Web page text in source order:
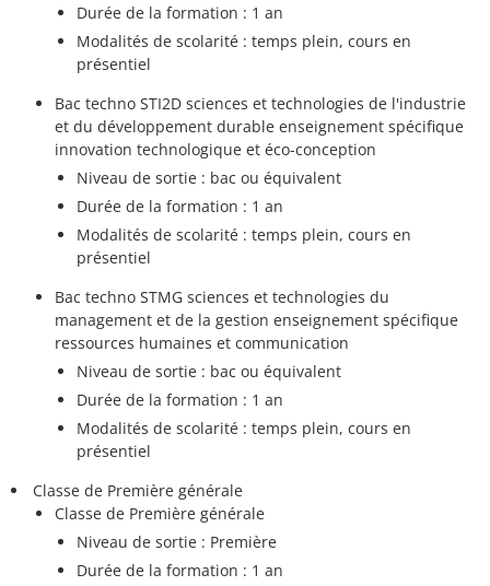
Durée de la formation : 1 an
Modalités de scolarité : temps plein, cours en
présentiel
Bac techno STI2D sciences et technologies de l'industrie
et du développement durable enseignement spécifique
innovation technologique et éco-conception
Niveau de sortie : bac ou équivalent
Durée de la formation : 1 an
Modalités de scolarité : temps plein, cours en
présentiel
Bac techno STMG sciences et technologies du
management et de la gestion enseignement spécifique
ressources humaines et communication
Niveau de sortie : bac ou équivalent
Durée de la formation : 1 an
Modalités de scolarité : temps plein, cours en
présentiel
Classe de Première générale
Classe de Première générale
Niveau de sortie : Première
Durée de la formation : 1 an